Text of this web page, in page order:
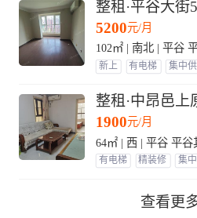
整租·平谷大街
5200元/月
102㎡ | 南北 | 平谷
新上 有电梯 集中
整租·中昂邑上
1900元/月
64㎡ | 西 | 平谷 平谷
有电梯 精装修 集
查看更